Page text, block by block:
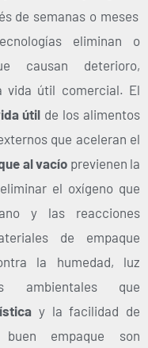
de semanas o meses
eliminan o
causan deterioro,
vida útil comercial. El
útil de los alimentos
que aceleran el
al vacío previenen la
el oxígeno que
y las reacciones
de empaque
la humedad, luz
ambientales que
y la facilidad de
empaque son